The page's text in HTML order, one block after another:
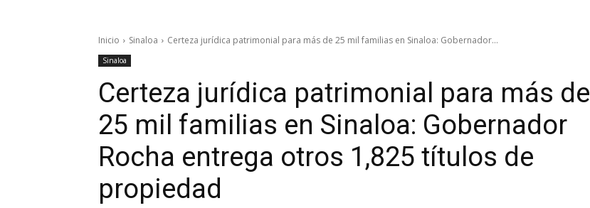
Inicio Sinaloa Certeza jurídica patrimonial para más de 25 mil familias en Sinaloa: Gobernador...
Sinaloa
Certeza jurídica patrimonial para más de
25 mil familias en Sinaloa: Gobernador
Rocha entrega otros 1,825 títulos de
propiedad